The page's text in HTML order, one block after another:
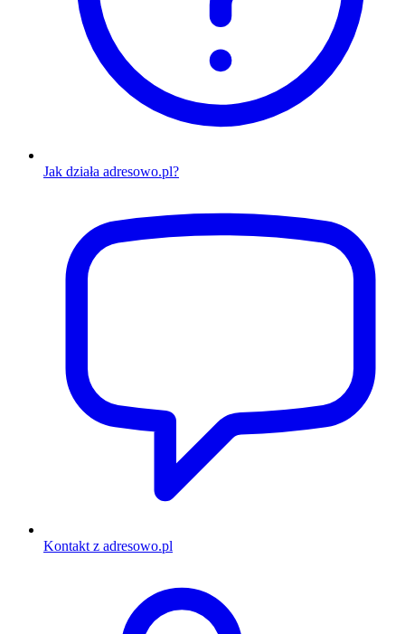
Jak działa adresowo.pl?
Kontakt z adresowo.pl